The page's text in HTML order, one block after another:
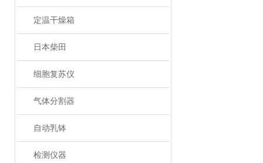
定温干燥箱
日本柴田
细胞复苏仪
气体分割器
自动乳钵
检测仪器